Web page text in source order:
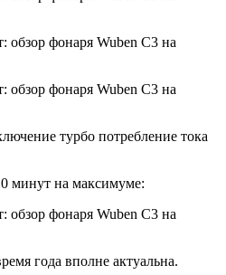
турбо потребление тока
минут на максимуме:
года вполне актуальна.